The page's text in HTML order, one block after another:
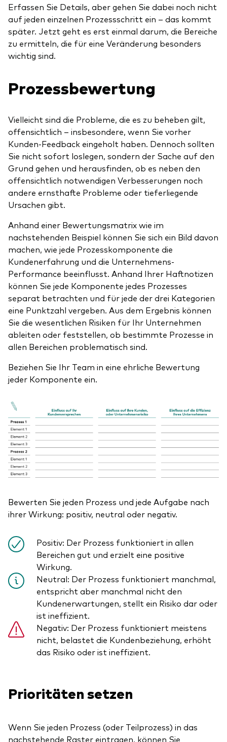
Erfassen Sie Details, aber gehen Sie dabei noch nicht
auf jeden einzelnen Prozessschritt ein – das kommt
später. Jetzt geht es erst einmal darum, die Bereiche
zu ermitteln, die für eine Veränderung besonders
wichtig sind.
Prozessbewertung
Vielleicht sind die Probleme, die es zu beheben gilt,
offensichtlich – insbesondere, wenn Sie vorher
Kunden-Feedback eingeholt haben. Dennoch sollten
Sie nicht sofort loslegen, sondern der Sache auf den
Grund gehen und herausfinden, ob es neben den
offensichtlich notwendigen Verbesserungen noch
andere ernsthafte Probleme oder tieferliegende
Ursachen gibt.
Anhand einer Bewertungsmatrix wie im
nachstehenden Beispiel können Sie sich ein Bild davon
machen, wie jede Prozesskomponente die
Kundenerfahrung und die Unternehmens-
Performance beeinflusst. Anhand Ihrer Haftnotizen
können Sie jede Komponente jedes Prozesses
separat betrachten und für jede der drei Kategorien
eine Punktzahl vergeben. Aus dem Ergebnis können
Sie die wesentlichen Risiken für Ihr Unternehmen
ableiten oder feststellen, ob bestimmte Prozesse in
allen Bereichen problematisch sind.
Beziehen Sie Ihr Team in eine ehrliche Bewertung
jeder Komponente ein.
Bewerten Sie jeden Prozess und jede Aufgabe nach
ihrer Wirkung: positiv, neutral oder negativ.
Positiv: Der Prozess funktioniert in allen
Bereichen gut und erzielt eine positive
Wirkung.
Neutral: Der Prozess funktioniert manchmal,
entspricht aber manchmal nicht den
Kundenerwartungen, stellt ein Risiko dar oder
ist ineffizient.
Negativ: Der Prozess funktioniert meistens
nicht, belastet die Kundenbeziehung, erhöht
das Risiko oder ist ineffizient.
Prioritäten setzen
Wenn Sie jeden Prozess (oder Teilprozess) in das
nachstehende Raster eintragen, können Sie